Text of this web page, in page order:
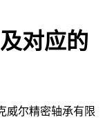
对应的
威尔精密轴承有限